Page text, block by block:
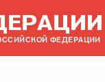
ФЕДЕРАЦИИ